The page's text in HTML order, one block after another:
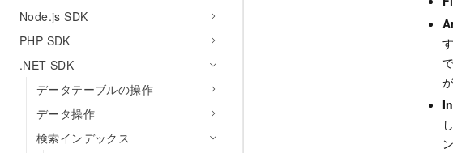
Node.js SDK
PHP SDK
.NET SDK
データテーブルの操作
データ操作
検索インデックス